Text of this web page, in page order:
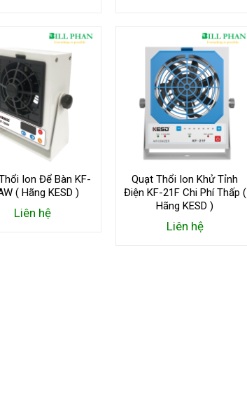
Ion Để Bàn KF-
( Hãng KESD )
Liên hệ
Quạt Thổi Ion Khử Tỉnh
Điện KF-21F Chi Phí Thấp (
Hãng KESD )
Liên hệ